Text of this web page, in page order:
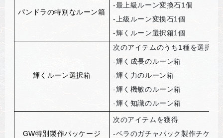
パンドラの特別なルーン箱
-最上級ルーン変換石1個
- 上級ルーン変換石1個
-輝くルーン選択箱1個
輝くルーン選択箱
次のアイテムのうち1種を選択し
-輝く成長のルーン箱
-輝く力のルーン箱
-輝く機敏のルーン箱
-輝く知識のルーン箱
GW特別製作パッケージ
次のアイテムを獲得
-ベラのガチャパック製作チケッ